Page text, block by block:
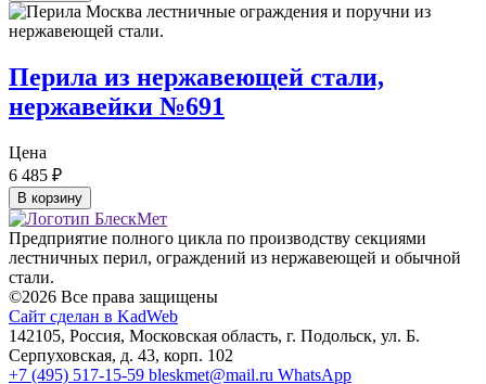
Перила из нержавеющей стали,
нержавейки №691
Цена
6 485 ₽
В корзину
Предприятие полного цикла по производству секциями
лестничных перил, ограждений из нержавеющей и обычной
стали.
©2026 Все права защищены
Сайт сделан в KadWeb
142105, Россия, Московская область, г. Подольск, ул. Б.
Серпуховская, д. 43, корп. 102
+7 (495) 517-15-59 bleskmet@mail.ru WhatsApp